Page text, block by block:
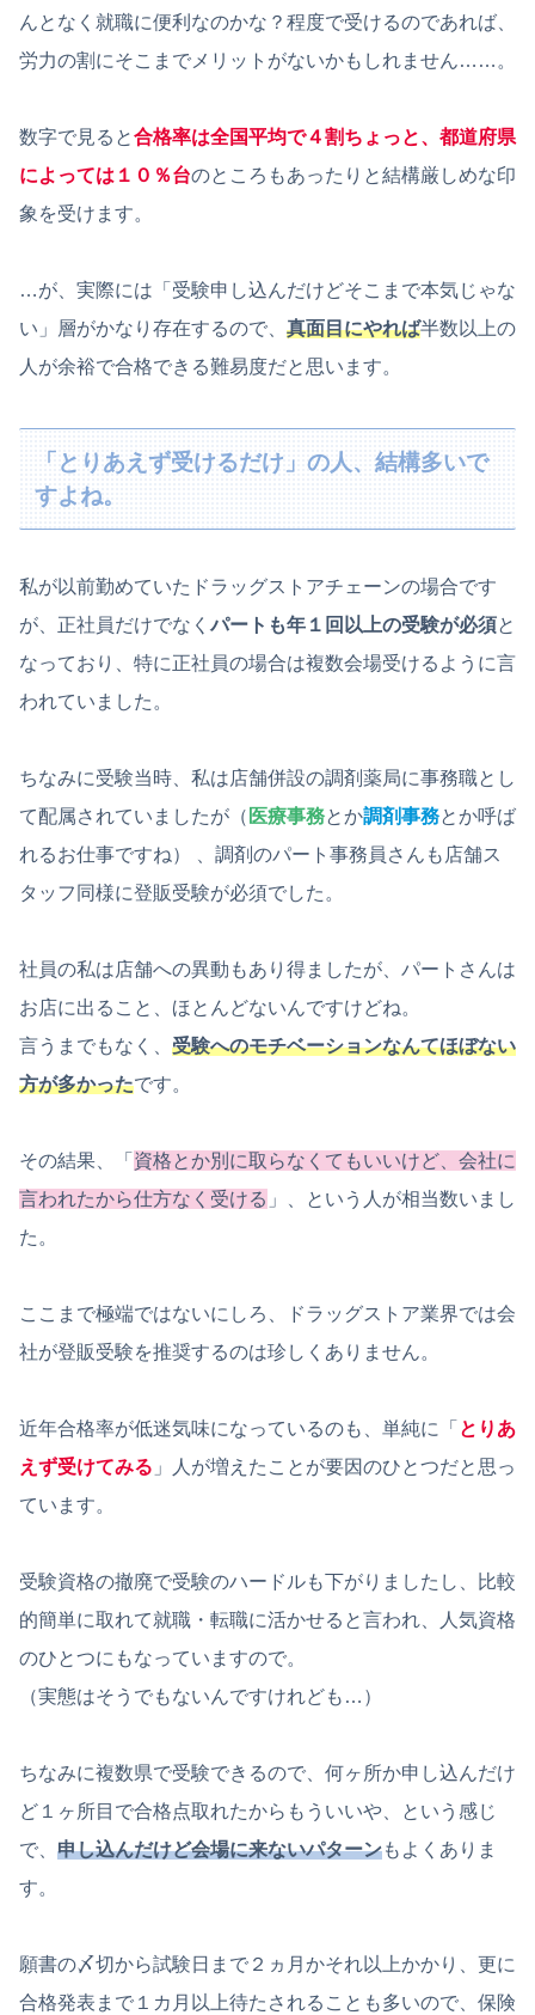
んとなく就職に便利なのかな？程度で受けるのであれば、
労力の割にそこまでメリットがないかもしれません……。
数字で見ると合格率は全国平均で４割ちょっと、都道府県
によっては１０％台のところもあったりと結構厳しめな印
象を受けます。
…が、実際には「受験申し込んだけどそこまで本気じゃな
い」層がかなり存在するので、 真面目にやれば半数以上の
人が余裕で合格できる難易度だと思います。
「とりあえず受けるだけ」の人、結構多いで
すよね。
私が以前勤めていたドラッグストアチェーンの場合です
が、正社員だけでなく パートも年１回以上の受験が必須と
なっており、特に正社員の場合は複数会場受けるように言
われていました。
ちなみに受験当時、私は店舗併設の調剤薬局に事務職とし
て配属されていましたが（ 医療事務とか調剤事務とか呼ば
れるお仕事ですね） 、調剤のパート事務員さんも店舗ス
タッフ同様に登販受験が必須でした。
社員の私は店舗への異動もあり得ましたが、パートさんは
お店に出ること、ほとんどないんですけどね。
言うまでもなく、 受験へのモチベーションなんてほぼない
方が多かったです。
その結果、「 資格とか別に取らなくてもいいけど、会社に
言われたから仕方なく受ける 」、という人が相当数いまし
た。
ここまで極端ではないにしろ、ドラッグストア業界では会
社が登販受験を推奨するのは珍しくありません。
近年合格率が低迷気味になっているのも、単純に「 とりあ
えず受けてみる 」人が増えたことが要因のひとつだと思っ
ています。
受験資格の撤廃で受験のハードルも下がりましたし、比較
的簡単に取れて就職・転職に活かせると言われ、人気資格
のひとつにもなっていますので。
（実態はそうでもないんですけれども…）
ちなみに複数県で受験できるので、何ヶ所か申し込んだけ
ど１ヶ所目で合格点取れたからもういいや、という感じ
で、 申し込んだけど会場に来ないパターンもよくありま
す。
願書の〆切から試験日まで２ヵ月かそれ以上かかり、更に
合格発表まで１カ月以上待たされることも多いので、保険